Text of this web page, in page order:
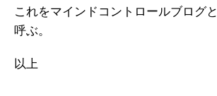
これをマインドコントロールブログと
呼ぶ。
以上